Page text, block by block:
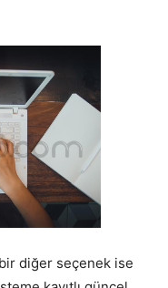
diğer seçenek ise